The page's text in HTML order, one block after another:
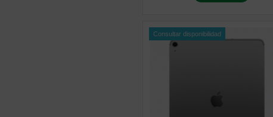
Consultar disponibilidad